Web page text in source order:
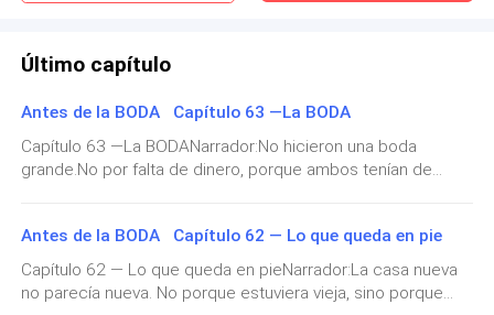
La voz vino de la penumbra. Lucía se tensó antes de
girar. Lo vio avanzar desde el pasillo de orquídeas,
una copa vacía en la mano como si acabara de
sobrevivir a un naufragio. No era uno de los
habituales. No tenía esa elegancia domada por
Último capítulo
Antes de la BODA Capítulo 63 —La BODA
Capítulo 63 —La BODANarrador:No hicieron una boda
grande.No por falta de dinero, porque ambos tenían de
demasiado caro: lo verdadero no necesita
espectáculo.Pero tampoco hicieron una boda “rápida”, “sin
importancia”, “casi un trámite”. No. Eso era otra forma de
robarles algo.La boda iba a ser íntima, sí, pero real.Mónica
Antes de la BODA Capítulo 62 — Lo que queda en pie
Capítulo 62 — Lo que queda en pieNarrador:La casa nueva
no parecía nueva. No porque estuviera vieja, sino porque